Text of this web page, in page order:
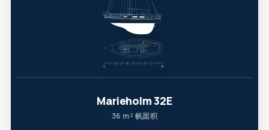
Marieholm 32E
36 m² 帆面积